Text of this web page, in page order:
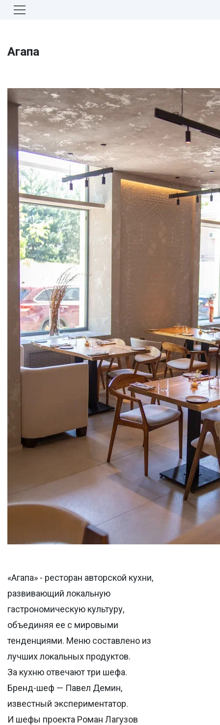
Агапа
«Агапа» - ресторан авторской кухни,
развивающий локальную
гастрономическую культуру,
объединяя ее с мировыми
тенденциями. Меню составлено из
лучших локальных продуктов.
За кухню отвечают три шефа.
Бренд-шеф — Павел Демин,
известный экспериментатор.
И шефы проекта Роман Лагузов